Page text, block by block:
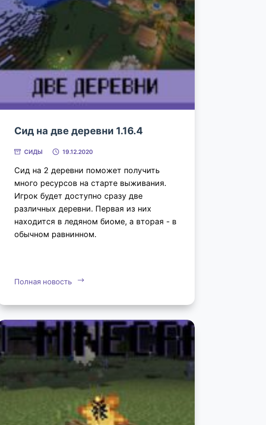
Сид на две деревни 1.16.4
СИДЫ 19.12.2020
Сид на 2 деревни поможет получить
много ресурсов на старте выживания.
Игрок будет доступно сразу две
различных деревни. Первая из них
находится в ледяном биоме, а вторая - в
обычном равнинном.
Полная новость